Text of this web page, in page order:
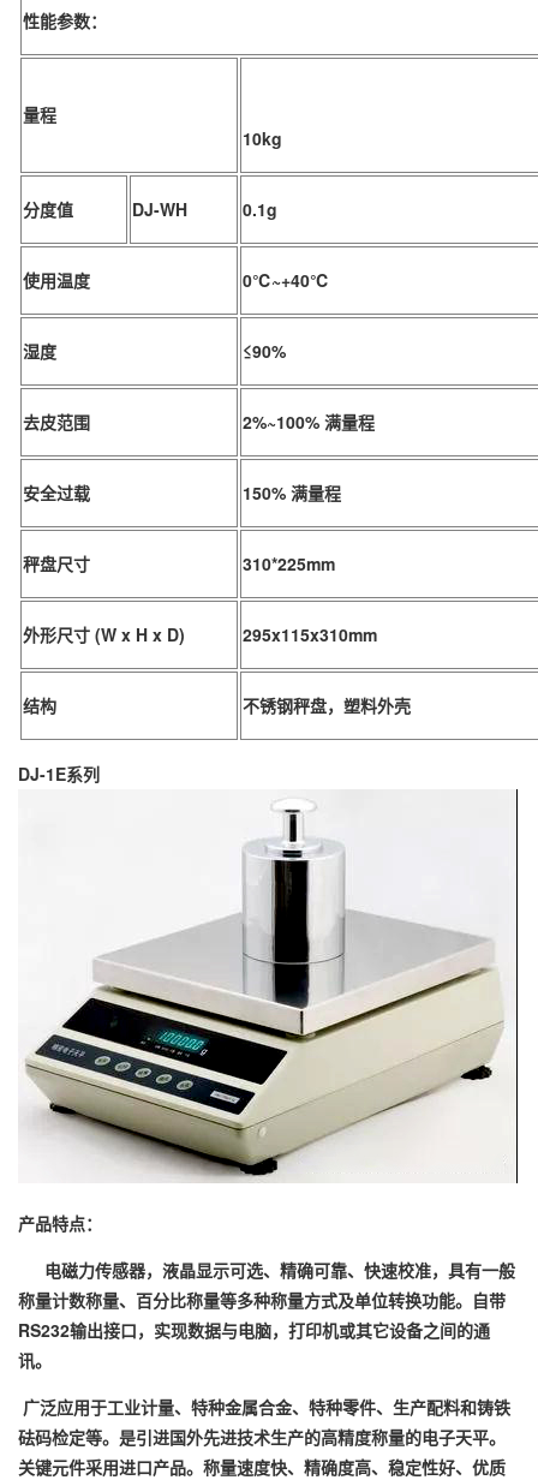
性能参数：
量程
10kg
分度值 DJ-WH 0.1g
使用温度 0℃~+40℃
湿度 ≤90%
去皮范围 2%~100% 满量程
安全过载 150% 满量程
秤盘尺寸 310*225mm
外形尺寸 (W x H x D) 295x115x310mm
结构 不锈钢秤盘，塑料外壳
DJ-1E系列
产品特点：
电磁力传感器，液晶显示可选、精确可靠、快速校准，具有一般
称量计数称量、百分比称量等多种称量方式及单位转换功能。自带
RS232输出接口，实现数据与电脑，打印机或其它设备之间的通
讯。
广泛应用于工业计量、特种金属合金、特种零件、生产配料和铸铁
砝码检定等。是引进国外先进技术生产的高精度称量的电子天平。
关键元件采用进口产品。称量速度快、精确度高、稳定性好、优质